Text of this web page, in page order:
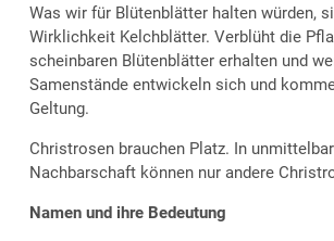
Was wir für Blütenblätter halten würden,
Wirklichkeit Kelchblätter. Verblüht die
scheinbaren Blütenblätter erhalten und
Samenstände entwickeln sich und
Geltung.
Christrosen brauchen Platz. In
Nachbarschaft können nur andere
Namen und ihre Bedeutung